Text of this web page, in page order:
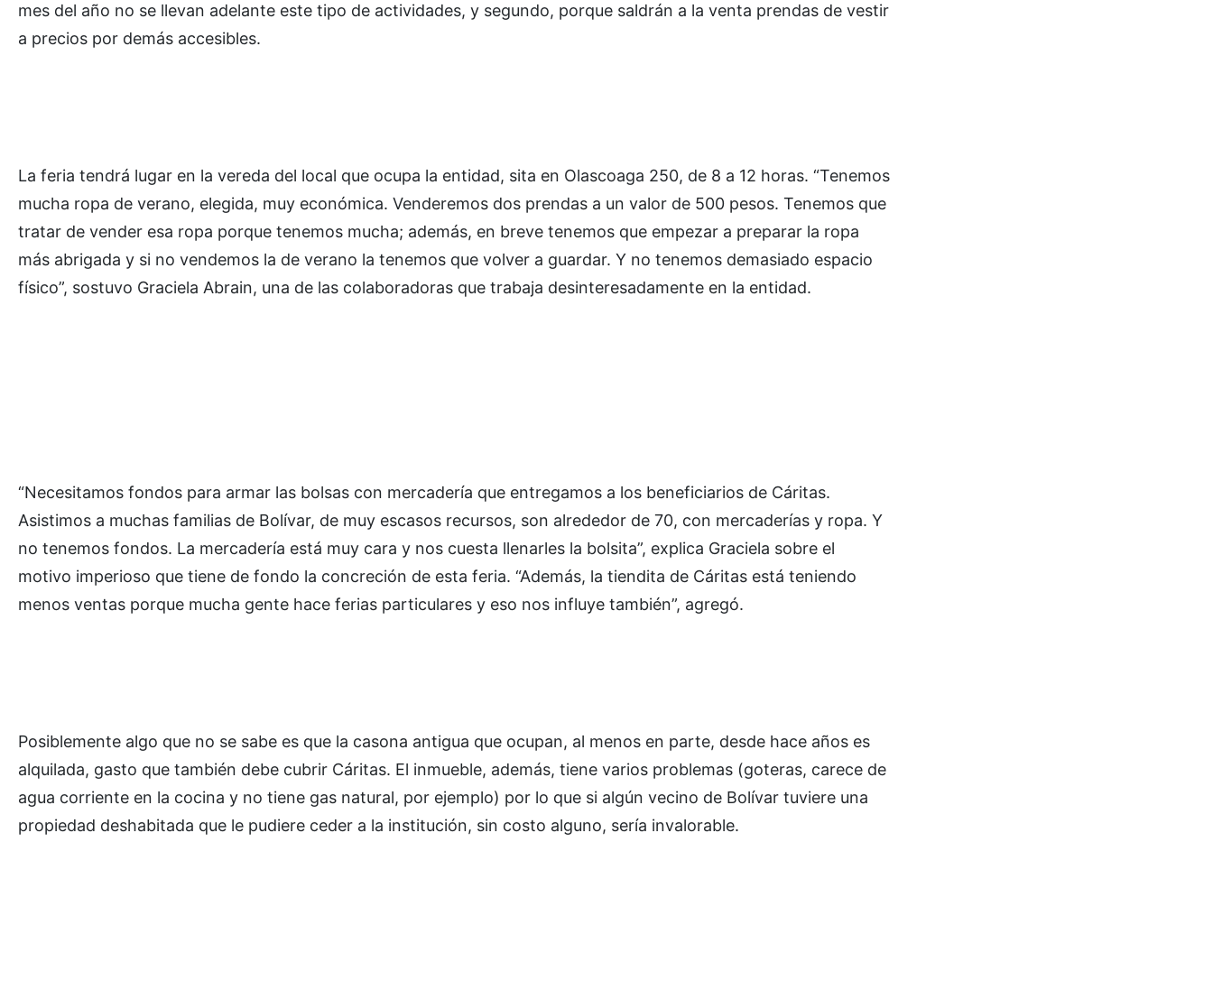
mes del año no se llevan adelante este tipo de actividades, y segundo, porque saldrán a la venta prendas de vestir
a precios por demás accesibles.
La feria tendrá lugar en la vereda del local que ocupa la entidad, sita en Olascoaga 250, de 8 a 12 horas. “Tenemos
mucha ropa de verano, elegida, muy económica. Venderemos dos prendas a un valor de 500 pesos. Tenemos que
tratar de vender esa ropa porque tenemos mucha; además, en breve tenemos que empezar a preparar la ropa
más abrigada y si no vendemos la de verano la tenemos que volver a guardar. Y no tenemos demasiado espacio
físico”, sostuvo Graciela Abrain, una de las colaboradoras que trabaja desinteresadamente en la entidad.
“Necesitamos fondos para armar las bolsas con mercadería que entregamos a los beneficiarios de Cáritas.
Asistimos a muchas familias de Bolívar, de muy escasos recursos, son alrededor de 70, con mercaderías y ropa. Y
no tenemos fondos. La mercadería está muy cara y nos cuesta llenarles la bolsita”, explica Graciela sobre el
motivo imperioso que tiene de fondo la concreción de esta feria. “Además, la tiendita de Cáritas está teniendo
menos ventas porque mucha gente hace ferias particulares y eso nos influye también”, agregó.
Posiblemente algo que no se sabe es que la casona antigua que ocupan, al menos en parte, desde hace años es
alquilada, gasto que también debe cubrir Cáritas. El inmueble, además, tiene varios problemas (goteras, carece de
agua corriente en la cocina y no tiene gas natural, por ejemplo) por lo que si algún vecino de Bolívar tuviere una
propiedad deshabitada que le pudiere ceder a la institución, sin costo alguno, sería invalorable.